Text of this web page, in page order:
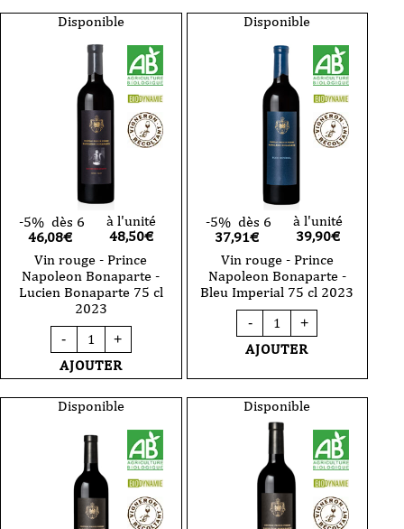
Buecher
-
Gewurz
2024
75cl
Prince
Napoleon
Bonaparte
Joseph
Bonaparte
75
2023
Disponible
-5% dès 6
46,08€
à l'unité
48,50€
Vin rouge - Prince
Napoleon Bonaparte -
Lucien Bonaparte 75 cl
2023
-
quantité
de
Vin
rouge
Prince
Napoleon
Bonaparte
Lucien
Bonaparte
75
cl
2023
+
AJOUTER
Disponible
-5% dès 6
37,91€
à l'unité
39,90€
Vin rouge - Prince
Napoleon Bonaparte -
Bleu Imperial 75 cl 2023
-
quantité
de
Vin
rouge
Napoleon
Bonaparte
Bleu
Imperial
75
cl
2023
+
AJOUTER
Disponible Disponible